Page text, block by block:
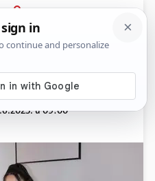
PRIJAVA
za beauty
u 09:00